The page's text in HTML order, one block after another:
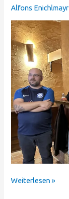
Alfons Enichlmayr
Weiterlesen »